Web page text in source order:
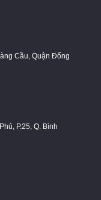
Cầu, Quận Đống
P.25, Q. Bình